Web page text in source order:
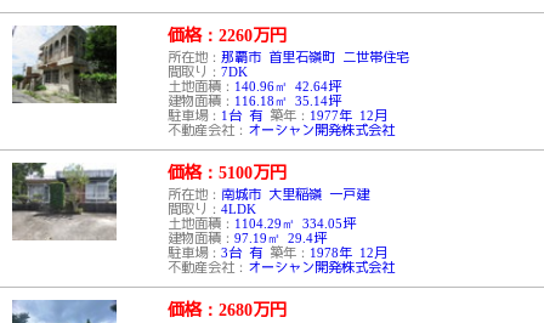
価格：2260万円
所在地：那覇市 首里石嶺町 二世帯住宅
間取り：7DK
土地面積： 140.96㎡ 42.64坪
建物面積： 116.18㎡ 35.14坪
駐車場： 1台 有 築年： 1977年 12月
不動産会社： オーシャン開発株式会社
価格：5100万円
所在地： 南城市 大里稲嶺 一戸建
間取り：4LDK
土地面積： 1104.29㎡ 334.05坪
建物面積：97.19㎡ 29.4坪
駐車場：3台 有 築年： 1978年 12月
不動産会社： オーシャン開発株式会社
価格：2680万円